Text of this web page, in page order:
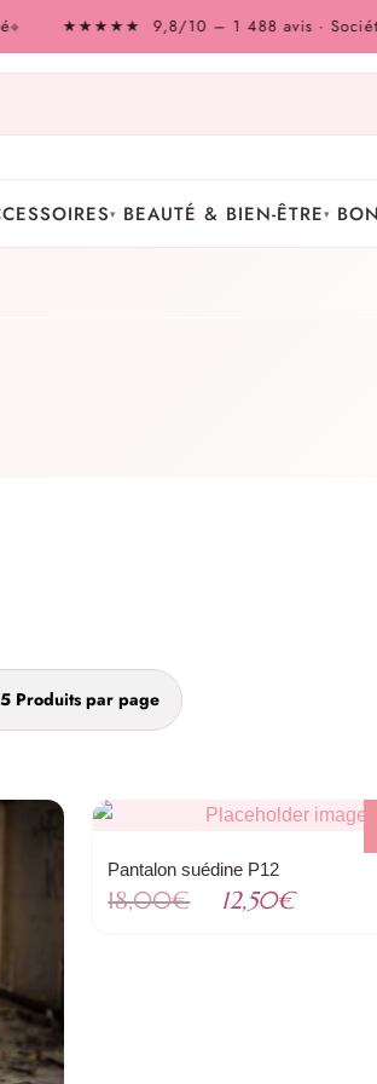
★★★★★ 9,8/10 – 1 488 avis · Société des
▾ BEAUTÉ & BIEN-ÊTRE▾
Produits par page
Pantalon suédine P12
18,00€
Le12,50€Le